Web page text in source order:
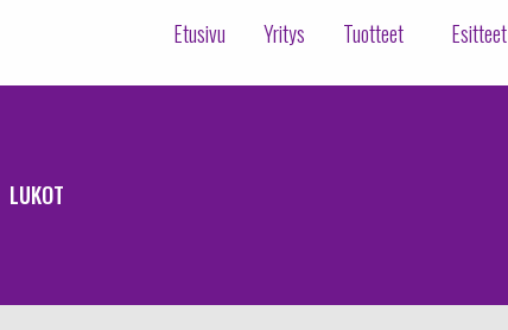
Etusivu Yritys Tuotteet Esitteet
LUKOT